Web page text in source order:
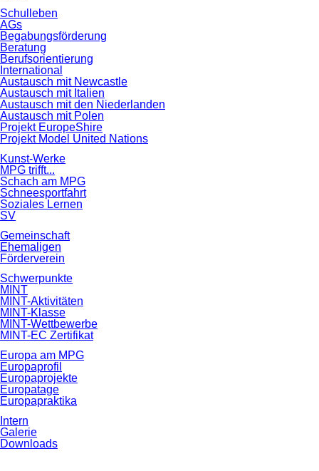
Schulleben
AGs
Begabungsförderung
Beratung
Berufsorientierung
International
Austausch mit Newcastle
Austausch mit Italien
Austausch mit den Niederlanden
Austausch mit Polen
Projekt EuropeShire
Projekt Model United Nations
Kunst-Werke
MPG trifft...
Schach am MPG
Schneesportfahrt
Soziales Lernen
SV
Gemeinschaft
Ehemaligen
Förderverein
Schwerpunkte
MINT
MINT-Aktivitäten
MINT-Klasse
MINT-Wettbewerbe
MINT-EC Zertifikat
Europa am MPG
Europaprofil
Europaprojekte
Europatage
Europapraktika
Intern
Galerie
Downloads